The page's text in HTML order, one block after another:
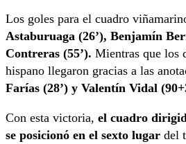
Los goles para el cuadro
Astaburuaga (26’), Benjamín
Contreras (55’). Mientras que los
hispano llegaron gracias a las
Farías (28’) y Valentín Vidal
Con esta victoria, el cuadro
se posicionó en el sexto lugar del